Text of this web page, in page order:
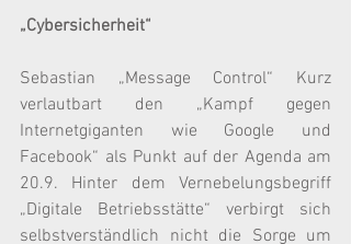
„Cybersicherheit“
Sebastian „Message Control“ Kurz
verlautbart den „Kampf gegen
Internetgiganten wie Google und
Facebook“ als Punkt auf der Agenda am
20.9. Hinter dem Vernebelungsbegriff
„Digitale Betriebsstätte“ verbirgt sich
selbstverständlich nicht die Sorge um